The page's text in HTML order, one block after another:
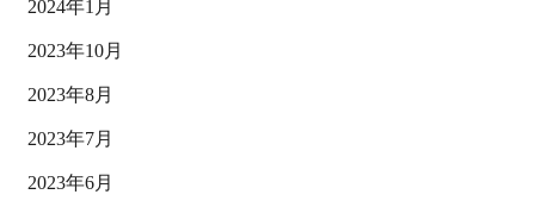
2024年1月
2023年10月
2023年8月
2023年7月
2023年6月